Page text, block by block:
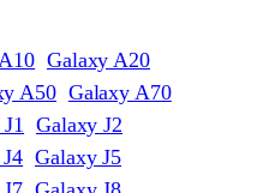
Galaxy A20
A50 Galaxy A70
Galaxy J2
Galaxy J5